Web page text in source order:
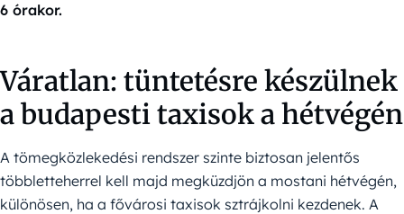
6 órakor.
Váratlan: tüntetésre készülnek
a budapesti taxisok a hétvégén
A tömegközlekedési rendszer szinte biztosan jelentős
többletteherrel kell majd megküzdjön a mostani hétvégén,
különösen, ha a fővárosi taxisok sztrájkolni kezdenek. A